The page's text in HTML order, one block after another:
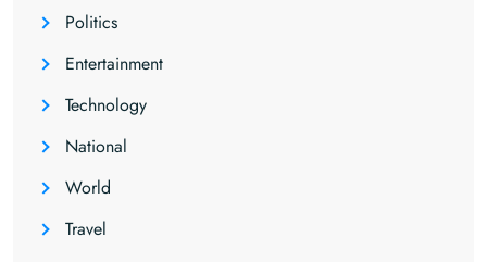
Politics
Entertainment
Technology
National
World
Travel